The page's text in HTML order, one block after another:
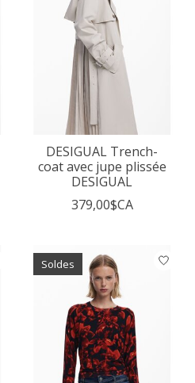
DESIGUAL Trench-
coat avec jupe plissée
DESIGUAL
379,00$CA
Soldes